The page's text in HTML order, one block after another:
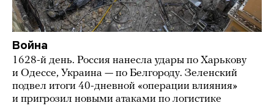
Война
1628-й день. Россия нанесла удары по Харькову
и Одессе, Украина — по Белгороду. Зеленский
подвел итоги 40-дневной «операции влияния»
и пригрозил новыми атаками по логистике